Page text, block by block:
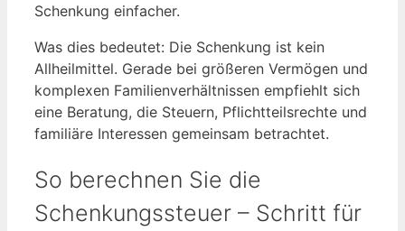
Schenkung einfacher.
Was dies bedeutet: Die Schenkung ist kein
Allheilmittel. Gerade bei größeren Vermögen und
komplexen Familienverhältnissen empfiehlt sich
eine Beratung, die Steuern, Pflichtteilsrechte und
familiäre Interessen gemeinsam betrachtet.
So berechnen Sie die
Schenkungssteuer – Schritt für